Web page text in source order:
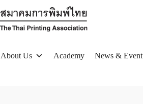
About Us Academy News & Event